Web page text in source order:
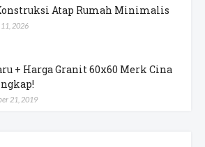
Atap Rumah Minimalis
2026
+ Harga Granit 60x60 Merk Cina
21, 2019